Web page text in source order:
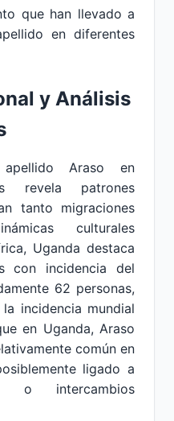
que han llevado a
en diferentes
y Análisis
Araso en
revela patrones
tanto migraciones
culturales
Uganda destaca
con incidencia del
62 personas,
incidencia mundial
en Uganda, Araso
común en
ligado a
o intercambios